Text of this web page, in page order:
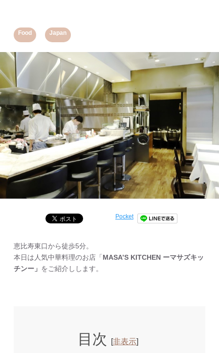
Food Japan
Pocket
恵比寿東口から徒歩5分。
本日は人気中華料理のお店「 MASA’S KITCHEN ーマサズキッ
チンー」 をご紹介しします。
目次 [非表示]